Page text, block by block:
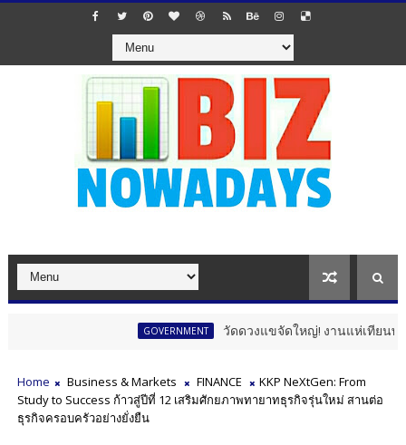
GOVERNMENT วัดดวงแขจัดใหญ่! งานแห่เทียนพรรษา 12
Home Business & Markets FINANCE
KKP NeXtGen: From
Study to Success ก้าวสู่ปีที่ 12 เสริมศักยภาพทายาทธุรกิจรุ่นใหม่ สานต่อ
ธุรกิจครอบครัวอย่างยั่งยืน